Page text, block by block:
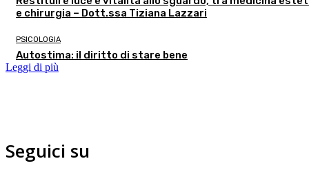
e chirurgia – Dott.ssa Tiziana Lazzari
PSICOLOGIA
Autostima: il diritto di stare bene
Leggi di più
Seguici su